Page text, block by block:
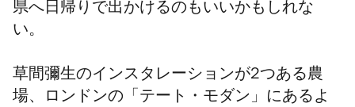
県へ日帰りで出かけるのもいいかもしれな
い。
草間彌生のインスタレーションが2つある農
場、ロンドンの「テート・モダン」にあるよ